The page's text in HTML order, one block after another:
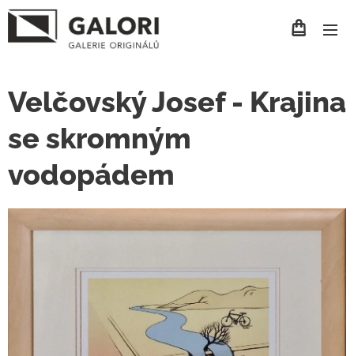
Velčovský Josef - Krajina
se skromným
vodopádem